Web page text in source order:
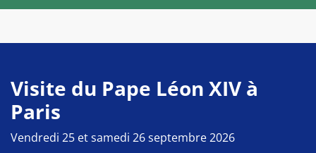
Visite du Pape Léon XIV à
Paris
Vendredi 25 et samedi 26 septembre 2026